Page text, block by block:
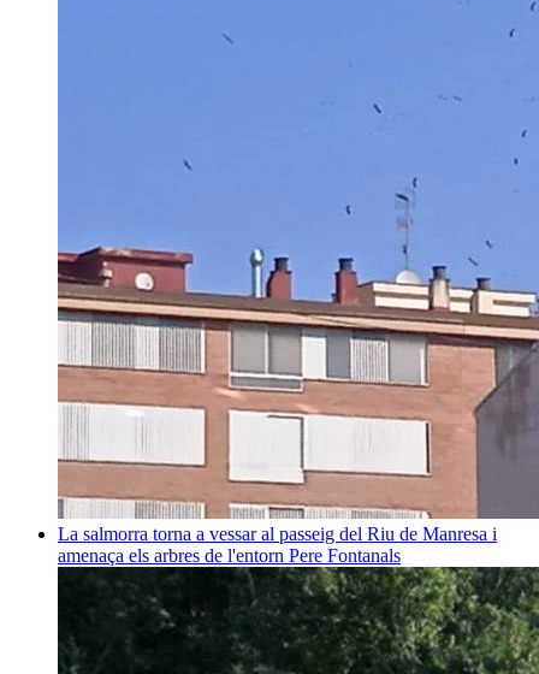
La salmorra torna a vessar al passeig del Riu de Manresa i
amenaça els arbres de l'entorn Pere Fontanals